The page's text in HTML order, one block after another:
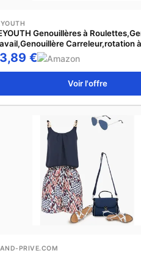
Genouillères à
Carreleur,rotation
Jardin/Sol/Peinture/
Automobiles (Rouge)
€
Voir l'offre
PRIVE.COM